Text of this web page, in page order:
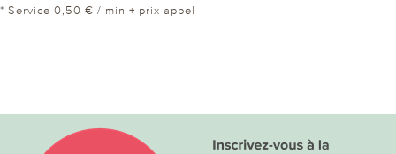
* Service 0,50 € / min + prix appel